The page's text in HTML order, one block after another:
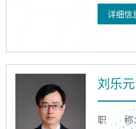
详细信
刘乐元
职称